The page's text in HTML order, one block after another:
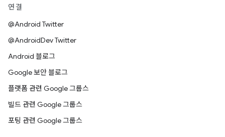
연결
@Android Twitter
@AndroidDev Twitter
Android 블로그
Google 보안 블로그
플랫폼 관련 Google 그룹스
빌드 관련 Google 그룹스
포팅 관련 Google 그룹스